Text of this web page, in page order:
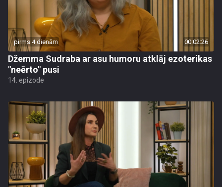
pirms 4 dienām 00:02:26
Džemma Sudraba ar asu humoru atklāj ezoterikas
"neērto" pusi
14. epizode